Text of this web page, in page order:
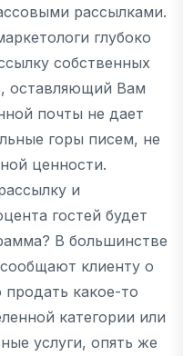
рассылками.
глубоко
собственных
оставляющий Вам
почты не дает
горы писем, не
ценности.
и
гостей будет
В большинстве
клиенту о
продать какое-то
категории или
услуги, опять же